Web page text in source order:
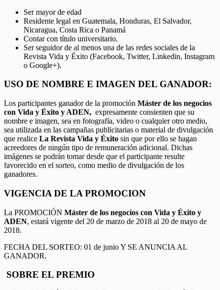
Ser mayor de edad
Residente legal en Guatemala, Honduras, El Salvador,
Nicaragua, Costa Rica o Panamá
Contar con título universitario.
Ser seguidor de al menos una de las redes sociales de la
Revista Vida y Éxito (Facebook, Twitter, Linkedin, Instagram
o Google+).
USO DE NOMBRE E IMAGEN DEL GANADOR:
Los participantes ganador de la promoción Máster de los negocios
con Vida y Éxito y ADEN, expresamente consienten que su
nombre e imagen, sea en fotografía, video o cualquier otro medio,
sea utilizada en las campañas publicitarias o material de divulgación
que realice La Revista Vida y Éxito sin que por ello se hagan
acreedores de ningún tipo de remuneración adicional. Dichas
imágenes se podrán tomar desde que el participante resulte
favorecido en el sorteo, como medio de divulgación de los
ganadores.
VIGENCIA DE LA PROMOCION
La PROMOCIÓN Máster de los negocios con Vida y Éxito y
ADEN, estará vigente del 20 de marzo de 2018 al 20 de mayo de
2018.
FECHA DEL SORTEO: 01 de junio Y SE ANUNCIA AL
GANADOR.
SOBRE EL PREMIO